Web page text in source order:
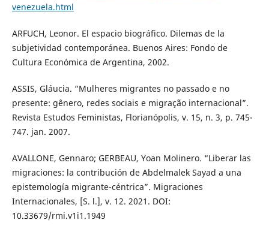
venezuela.html
ARFUCH, Leonor. El espacio biográfico. Dilemas de la
subjetividad contemporánea. Buenos Aires: Fondo de
Cultura Económica de Argentina, 2002.
ASSIS, Gláucia. “Mulheres migrantes no passado e no
presente: gênero, redes sociais e migração internacional”.
Revista Estudos Feministas, Florianópolis, v. 15, n. 3, p. 745-
747. jan. 2007.
AVALLONE, Gennaro; GERBEAU, Yoan Molinero. “Liberar las
migraciones: la contribución de Abdelmalek Sayad a una
epistemología migrante-céntrica”. Migraciones
Internacionales, [S. l.], v. 12. 2021. DOI:
10.33679/rmi.v1i1.1949